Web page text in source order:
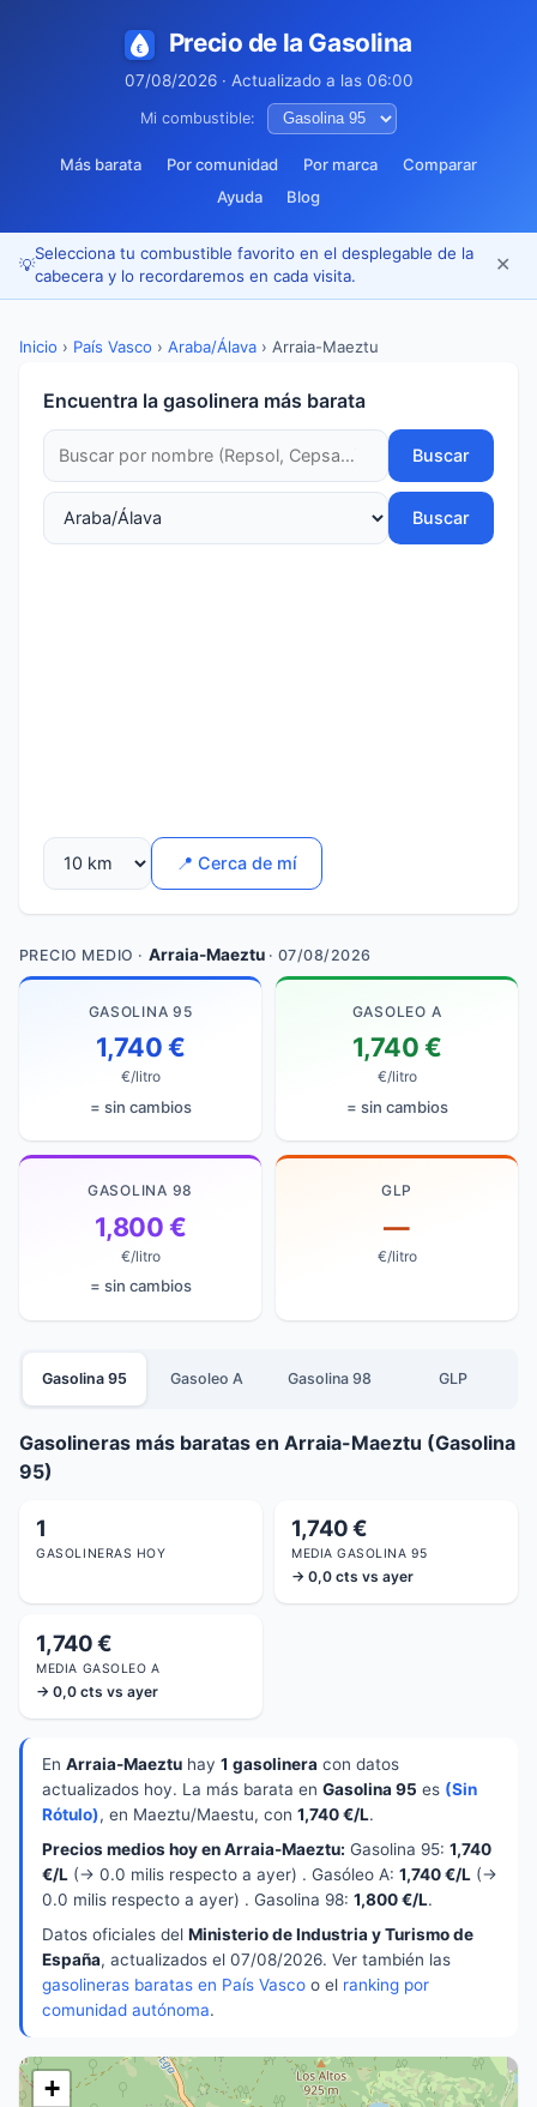
Precio de la Gasolina
07/08/2026 · Actualizado a las 06:00
Mi combustible:
Más barata Por comunidad Por marca
Comparar
Ayuda
Blog
💡
Selecciona tu combustible favorito en el desplegable de la
cabecera y lo recordaremos en cada visita.
✕
Inicio › País Vasco › Araba/Álava › Arraia-Maeztu
Encuentra la gasolinera más barata
Buscar
Buscar
📍 Cerca de mí
PRECIO MEDIO · Arraia-Maeztu· 07/08/2026
GASOLINA 95
1,740 €
€/litro
= sin cambios
GASOLEO A
1,740 €
€/litro
= sin cambios
GASOLINA 98
1,800 €
€/litro
= sin cambios
GLP
—
€/litro
Gasolina 95 Gasoleo A Gasolina 98 GLP
Gasolineras más baratas en Arraia-Maeztu (Gasolina
95)
1
GASOLINERAS HOY
1,740 €
MEDIA GASOLINA 95
→ 0,0 cts vs ayer
1,740 €
MEDIA GASOLEO A
→ 0,0 cts vs ayer
En Arraia-Maeztu hay 1 gasolinera con datos
actualizados hoy. La más barata en Gasolina 95 es (Sin
Rótulo), en Maeztu/Maestu, con 1,740 €/L.
Precios medios hoy en Arraia-Maeztu: Gasolina 95: 1,740
€/L (→ 0.0 milis respecto a ayer) . Gasóleo A: 1,740 €/L (→
0.0 milis respecto a ayer) . Gasolina 98: 1,800 €/L.
Datos oficiales del Ministerio de Industria y Turismo de
España, actualizados el 07/08/2026. Ver también las
gasolineras baratas en País Vasco o el ranking por
comunidad autónoma.
+